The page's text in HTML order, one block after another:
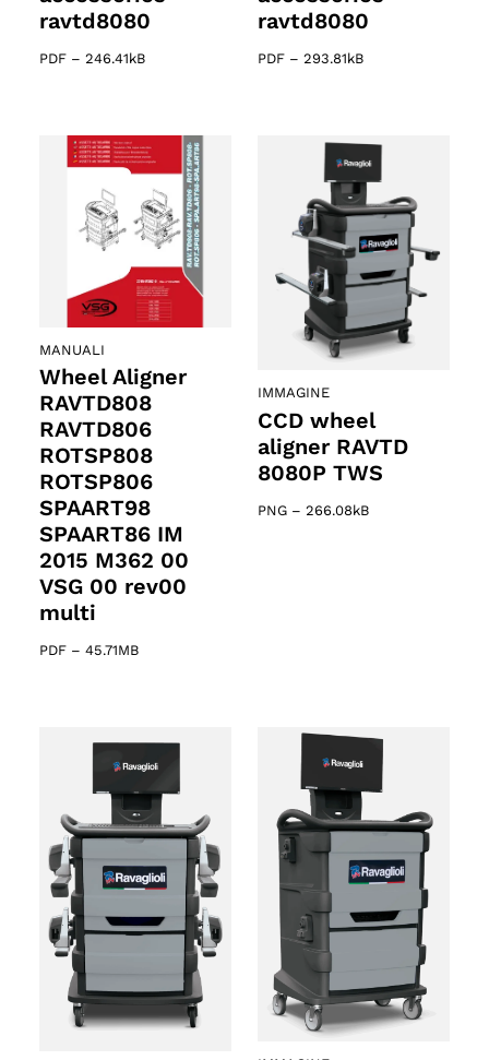
ravtd8080
PDF – 246.41kB
ravtd8080
PDF – 293.81kB
MANUALI
Wheel Aligner
RAVTD808
RAVTD806
ROTSP808
ROTSP806
SPAART98
SPAART86 IM
2015 M362 00
VSG 00 rev00
multi
PDF – 45.71MB
IMMAGINE
CCD wheel
aligner RAVTD
8080P TWS
PNG – 266.08kB